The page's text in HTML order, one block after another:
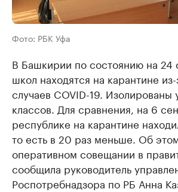
Фото: РБК Уфа
В Башкирии по состоянию на 24
школ находятся на карантине
случаев COVID-19. Изолированы
классов. Для сравнения, на 6
республике на карантине
то есть в 20 раз меньше. Об
оперативном совещании в
сообщила руководитель
Роспотребнадзора по РБ Анна